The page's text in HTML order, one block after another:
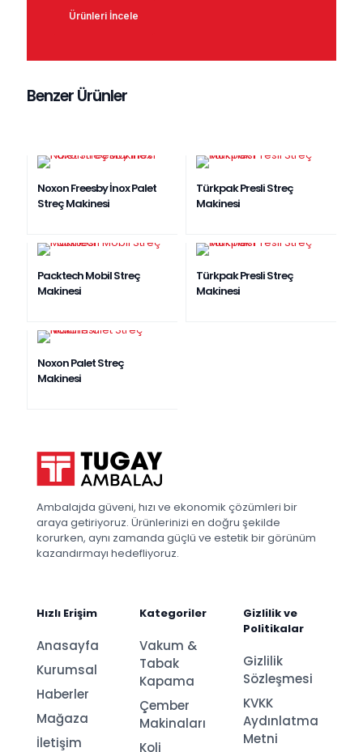
Ürünleri İncele
Benzer Ürünler
Noxon Freesby İnox Palet
Streç Makinesi
Türkpak Presli Streç
Makinesi
Packtech Mobil Streç
Makinesi
Türkpak Presli Streç
Makinesi
Noxon Palet Streç
Makinesi
Ambalajda güveni, hızı ve ekonomik çözümleri bir
araya getiriyoruz. Ürünlerinizi en doğru şekilde
korurken, aynı zamanda güçlü ve estetik bir görünüm
kazandırmayı hedefliyoruz.
Hızlı Erişim
Anasayfa
Kurumsal
Haberler
Mağaza
İletişim
Kategoriler
Vakum &
Tabak
Kapama
Çember
Makinaları
Koli
Gizlilik ve
Politikalar
Gizlilik
Sözleşmesi
KVKK
Aydınlatma
Metni